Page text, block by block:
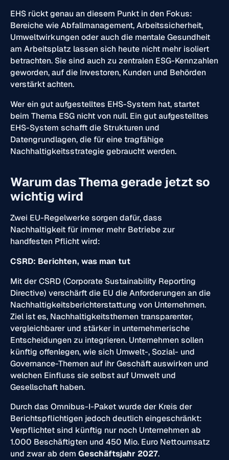
EHS rückt genau an diesem Punkt in den Fokus:
Bereiche wie Abfallmanagement, Arbeitssicherheit,
Umweltwirkungen oder auch die mentale Gesundheit
am Arbeitsplatz lassen sich heute nicht mehr isoliert
betrachten. Sie sind auch zu zentralen ESG-Kennzahlen
geworden, auf die Investoren, Kunden und Behörden
verstärkt achten.
Wer ein gut aufgestelltes EHS-System hat, startet
beim Thema ESG nicht von null. Ein gut aufgestelltes
EHS-System schafft die Strukturen und
Datengrundlagen, die für eine tragfähige
Nachhaltigkeitsstrategie gebraucht werden.
Warum das Thema gerade jetzt so
wichtig wird
Zwei EU-Regelwerke sorgen dafür, dass
Nachhaltigkeit für immer mehr Betriebe zur
handfesten Pflicht wird:
CSRD: Berichten, was man tut
Mit der CSRD (Corporate Sustainability Reporting
Directive) verschärft die EU die Anforderungen an die
Nachhaltigkeitsberichterstattung von Unternehmen.
Ziel ist es, Nachhaltigkeitsthemen transparenter,
vergleichbarer und stärker in unternehmerische
Entscheidungen zu integrieren. Unternehmen sollen
künftig offenlegen, wie sich Umwelt-, Sozial- und
Governance-Themen auf ihr Geschäft auswirken und
welchen Einfluss sie selbst auf Umwelt und
Gesellschaft haben.
Durch das Omnibus-I-Paket wurde der Kreis der
Berichtspflichtigen jedoch deutlich eingeschränkt:
Verpflichtet sind künftig nur noch Unternehmen ab
1.000 Beschäftigten und 450 Mio. Euro Nettoumsatz
und zwar ab dem Geschäftsjahr 2027.